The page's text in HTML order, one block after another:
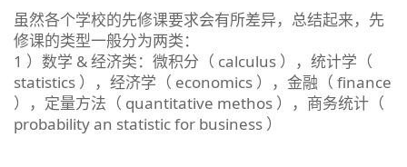
虽然各个学校的先修课要求会有所差异，总结起来，先
修课的类型一般分为两类：
1 ）数学 & 经济类：微积分（ calculus ），统计学（
statistics ），经济学（ economics ），金融（ finance
），定量方法（ quantitative methos ），商务统计（
probability an statistic for business ）